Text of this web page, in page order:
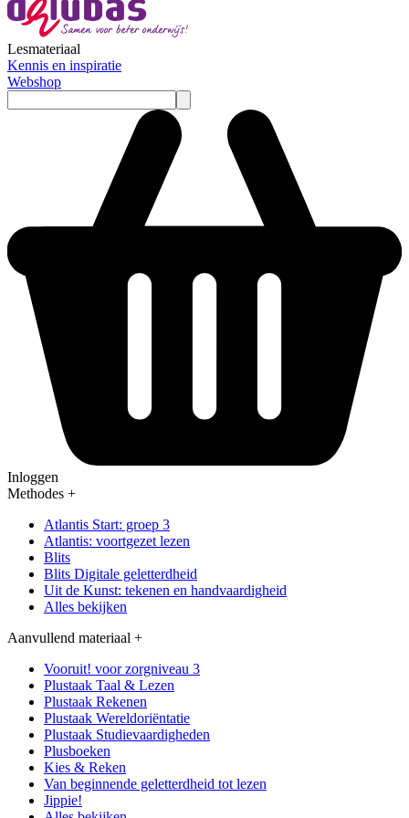
Lesmateriaal
Kennis en inspiratie
Webshop
Inloggen
Methodes +
Atlantis Start: groep 3
Atlantis: voortgezet lezen
Blits
Blits Digitale geletterdheid
Uit de Kunst: tekenen en handvaardigheid
Alles bekijken
Aanvullend materiaal +
Vooruit! voor zorgniveau 3
Plustaak Taal & Lezen
Plustaak Rekenen
Plustaak Wereldoriëntatie
Plustaak Studievaardigheden
Plusboeken
Kies & Reken
Van beginnende geletterdheid tot lezen
Jippie!